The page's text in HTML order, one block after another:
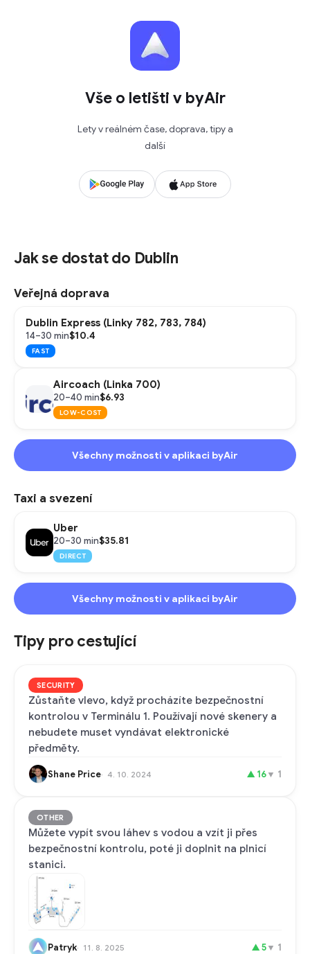
Vše o letišti v byAir
Lety v reálném čase, doprava, tipy a
další
Jak se dostat do Dublin
Veřejná doprava
Dublin Express (Linky 782, 783, 784)
14–30 min$10.4
FAST
Aircoach (Linka 700)
20–40 min$6.93
LOW-COST
Všechny možnosti v aplikaci byAir
Taxi a svezení
Uber
20–30 min$35.81
DIRECT
Všechny možnosti v aplikaci byAir
Tipy pro cestující
SECURITY
Zůstaňte vlevo, když procházíte bezpečnostní
kontrolou v Terminálu 1. Používají nové skenery a
nebudete muset vyndávat elektronické
předměty.
Shane Price 4. 10. 2024 ▲ 16▼ 1
OTHER
Můžete vypít svou láhev s vodou a vzít ji přes
bezpečnostní kontrolu, poté ji doplnit na plnicí
stanici.
Patryk 11. 8. 2025 ▲5▼ 1